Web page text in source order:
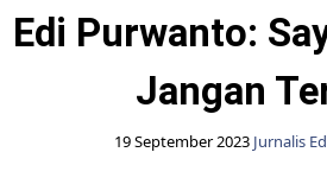
Edi Purwanto:
Jangan
19 September 2023 Jurnalis